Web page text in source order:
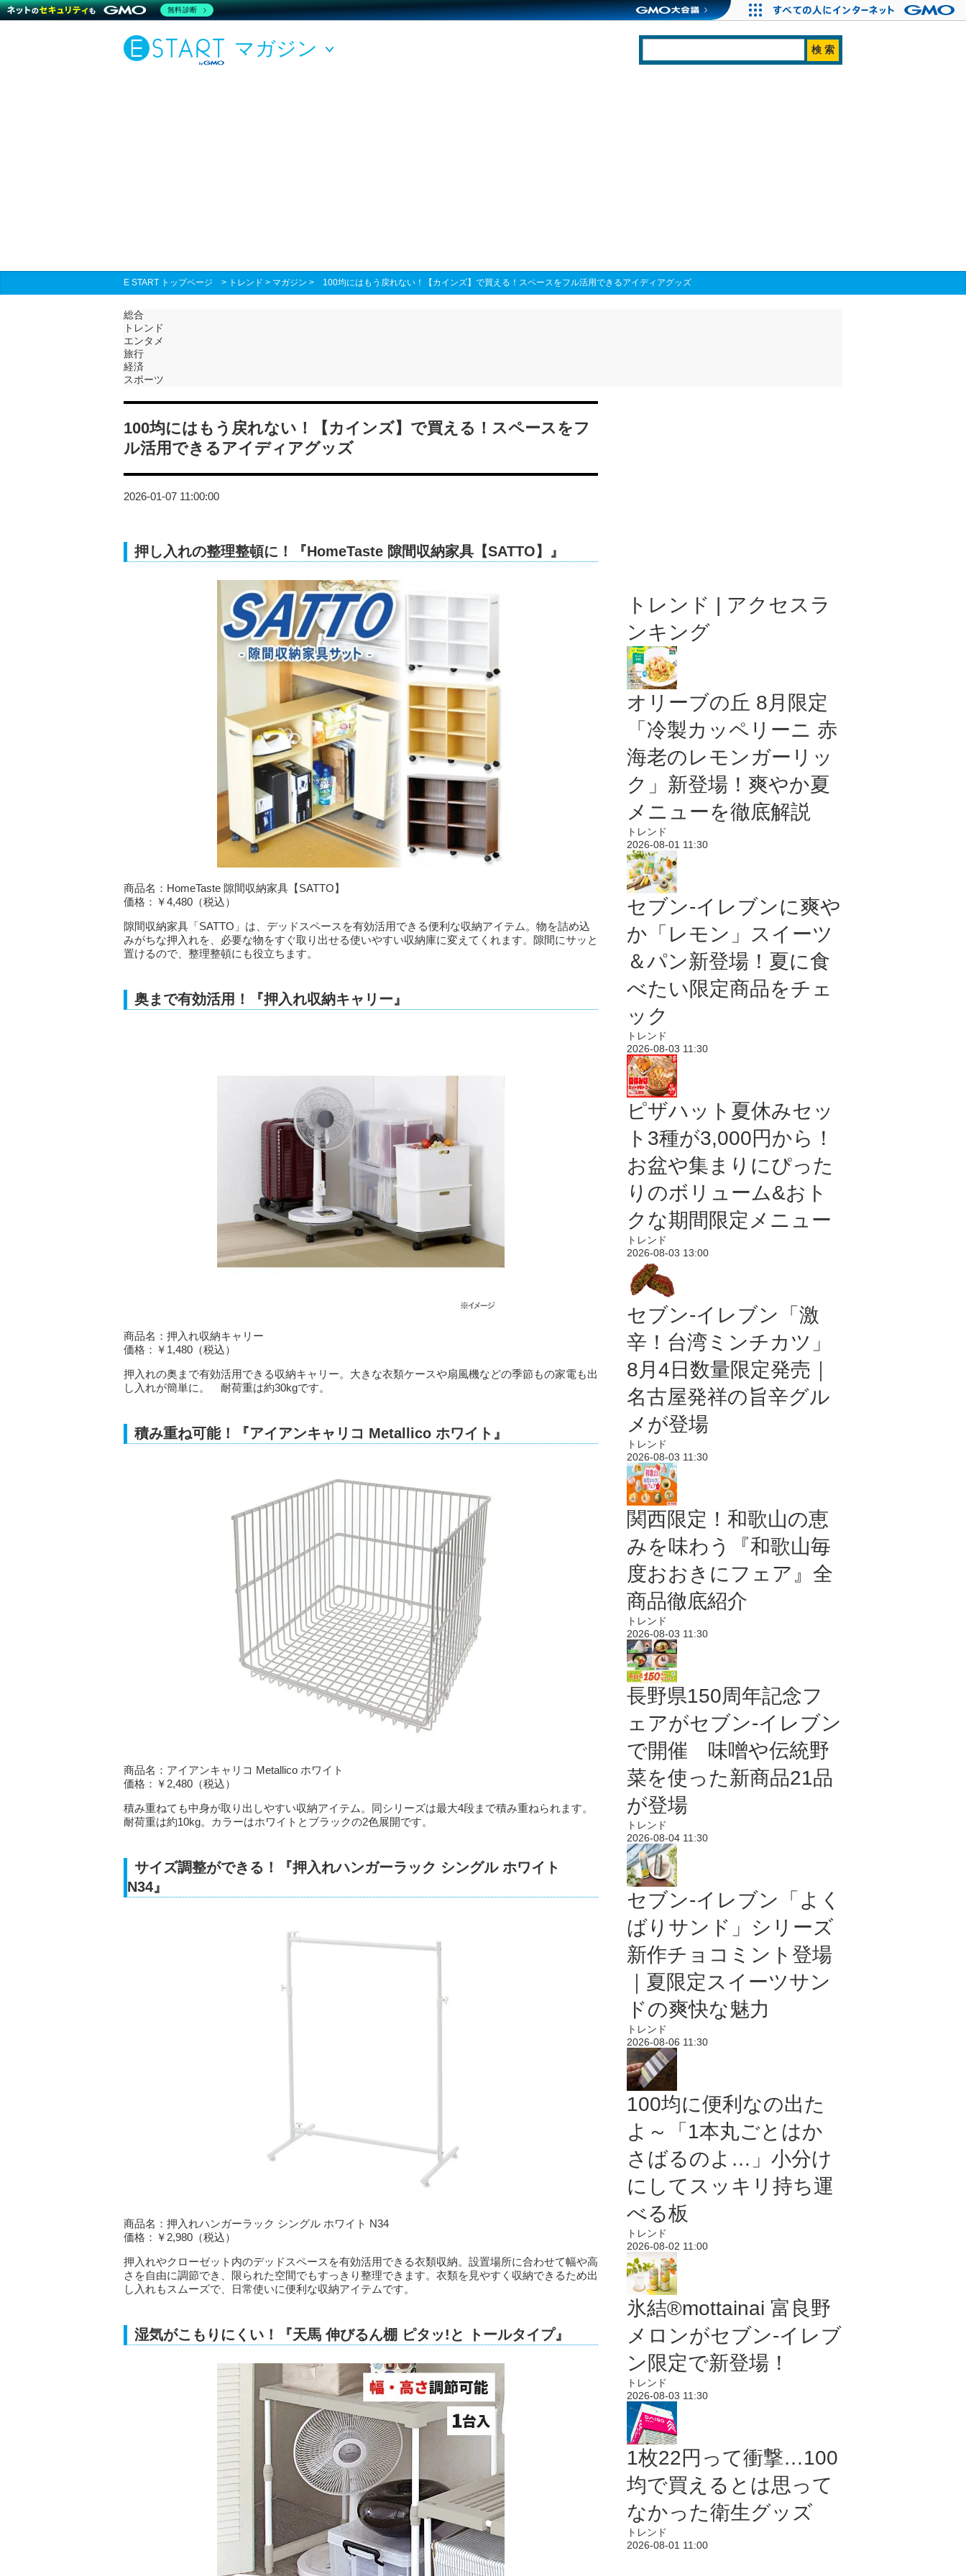
マガジン
E START トップページ > トレンド > マガジン > 100均にはもう戻れない！【カインズ】で買える！スペースをフル活用できるアイディアグッズ
総合
トレンド
エンタメ
旅行
経済
スポーツ
100均にはもう戻れない！【カインズ】で買える！スペースをフ
ル活用できるアイディアグッズ
2026-01-07 11:00:00
押し入れの整理整頓に！『HomeTaste 隙間収納家具【SATTO】』
商品名：HomeTaste 隙間収納家具【SATTO】
価格：￥4,480（税込）
隙間収納家具「SATTO」は、デッドスペースを有効活用できる便利な収納アイテム。物を詰め込
みがちな押入れを、必要な物をすぐ取り出せる使いやすい収納庫に変えてくれます。隙間にサッと
置けるので、整理整頓にも役立ちます。
奥まで有効活用！『押入れ収納キャリー』
商品名：押入れ収納キャリー
価格：￥1,480（税込）
押入れの奥まで有効活用できる収納キャリー。大きな衣類ケースや扇風機などの季節もの家電も出
し入れが簡単に。 耐荷重は約30kgです。
積み重ね可能！『アイアンキャリコ Metallico ホワイト』
商品名：アイアンキャリコ Metallico ホワイト
価格：￥2,480（税込）
積み重ねても中身が取り出しやすい収納アイテム。同シリーズは最大4段まで積み重ねられます。
耐荷重は約10kg。カラーはホワイトとブラックの2色展開です。
サイズ調整ができる！『押入れハンガーラック シングル ホワイト
N34』
商品名：押入れハンガーラック シングル ホワイト N34
価格：￥2,980（税込）
押入れやクローゼット内のデッドスペースを有効活用できる衣類収納。設置場所に合わせて幅や高
さを自由に調節でき、限られた空間でもすっきり整理できます。衣類を見やすく収納できるため出
し入れもスムーズで、日常使いに便利な収納アイテムです。
湿気がこもりにくい！『天馬 伸びるん棚 ピタッ!と トールタイプ』
トレンド | アクセスラ
ンキング
オリーブの丘 8月限定
「冷製カッペリーニ 赤
海老のレモンガーリッ
ク」新登場！爽やか夏
メニューを徹底解説
トレンド
2026-08-01 11:30
セブン‐イレブンに爽や
か「レモン」スイーツ
＆パン新登場！夏に食
べたい限定商品をチェ
ック
トレンド
2026-08-03 11:30
ピザハット夏休みセッ
ト3種が3,000円から！
お盆や集まりにぴった
りのボリューム&おト
クな期間限定メニュー
トレンド
2026-08-03 13:00
セブン-イレブン「激
辛！台湾ミンチカツ」
8月4日数量限定発売｜
名古屋発祥の旨辛グル
メが登場
トレンド
2026-08-03 11:30
関西限定！和歌山の恵
みを味わう『和歌山毎
度おおきにフェア』全
商品徹底紹介
トレンド
2026-08-03 11:30
長野県150周年記念フ
ェアがセブン-イレブン
で開催 味噌や伝統野
菜を使った新商品21品
が登場
トレンド
2026-08-04 11:30
セブン‐イレブン「よく
ばりサンド」シリーズ
新作チョコミント登場
｜夏限定スイーツサン
ドの爽快な魅力
トレンド
2026-08-06 11:30
100均に便利なの出た
よ～「1本丸ごとはか
さばるのよ…」小分け
にしてスッキリ持ち運
べる板
トレンド
2026-08-02 11:00
氷結®mottainai 富良野
メロンがセブン‐イレブ
ン限定で新登場！
トレンド
2026-08-03 11:30
1枚22円って衝撃…100
均で買えるとは思って
なかった衛生グッズ
トレンド
2026-08-01 11:00
無料診断